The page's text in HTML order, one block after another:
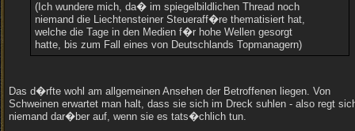
(Ich wundere mich, da� im spiegelbildlichen Thread noch
niemand die Liechtensteiner Steueraff�re thematisiert hat,
welche die Tage in den Medien f�r hohe Wellen gesorgt
hatte, bis zum Fall eines von Deutschlands Topmanagern)
Das d�rfte wohl am allgemeinen Ansehen der Betroffenen liegen. Von
Schweinen erwartet man halt, dass sie sich im Dreck suhlen - also regt
niemand dar�ber auf, wenn sie es tats�chlich tun.